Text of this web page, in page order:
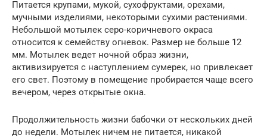
Питается крупами, мукой, сухофруктами, орехами,
мучными изделиями, некоторыми сухими растениями.
Небольшой мотылек серо-коричневого окраса
относится к семейству огневок. Размер не больше 12
мм. Мотылек ведет ночной образ жизни,
активизируется с наступлением сумерек, но привлекает
его свет. Поэтому в помещение пробирается чаще всего
вечером, через открытые окна.
Продолжительность жизни бабочки от нескольких дней
до недели. Мотылек ничем не питается, никакой